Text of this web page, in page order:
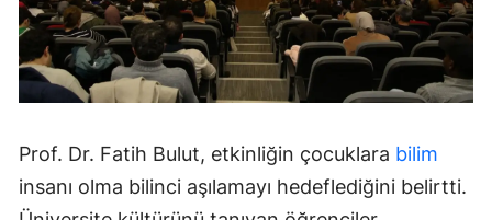
Prof. Dr. Fatih Bulut, etkinliğin çocuklara bilim
insanı olma bilinci aşılamayı hedeflediğini belirtti.